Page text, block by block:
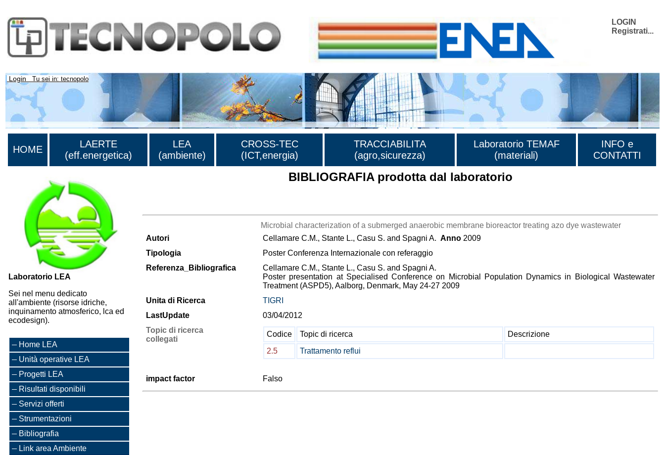
LOGIN
Registrati...
Login Tu sei in: tecnopolo
HOME
LAERTE
(eff.energetica)
LEA
(ambiente)
CROSS-TEC
(ICT,energia)
TRACCIABILITA
(agro,sicurezza)
Laboratorio TEMAF
(materiali)
INFO e
CONTATTI
Laboratorio LEA
Sei nel menu dedicato
all'ambiente (risorse idriche,
inquinamento atmosferico, lca ed
ecodesign).
Home LEA
Unità operative LEA
Progetti LEA
Risultati disponibili
Servizi offerti
Strumentazioni
Bibliografia
Link area Ambiente
BIBLIOGRAFIA prodotta dal laboratorio
Microbial characterization of a submerged anaerobic membrane bioreactor treating azo dye wastewater
Autori
Cellamare C.M., Stante L., Casu S. and Spagni A. Anno 2009
Tipologia
Poster Conferenza Internazionale con referaggio
Referenza_Bibliografica
Cellamare C.M., Stante L., Casu S. and Spagni A.
Poster presentation at Specialised Conference on Microbial Population Dynamics in Biological Wastewater
Treatment (ASPD5), Aalborg, Denmark, May 24-27 2009
Unita di Ricerca
TIGRI
LastUpdate
03/04/2012
Topic di ricerca
collegati
Codice Topic di ricerca
Descrizione
2.5
Trattamento reflui
impact factor Falso